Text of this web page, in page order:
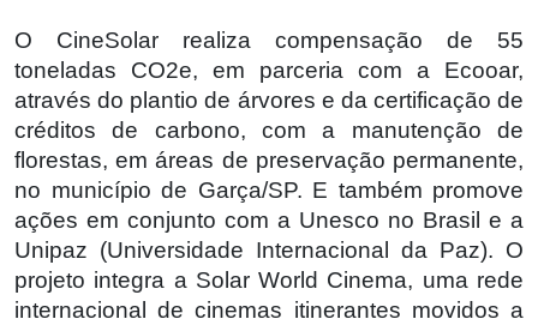
O CineSolar realiza compensação de 55
toneladas CO2e, em parceria com a Ecooar,
através do plantio de árvores e da certificação de
créditos de carbono, com a manutenção de
florestas, em áreas de preservação permanente,
no município de Garça/SP. E também promove
ações em conjunto com a Unesco no Brasil e a
Unipaz (Universidade Internacional da Paz). O
projeto integra a Solar World Cinema, uma rede
internacional de cinemas itinerantes movidos a